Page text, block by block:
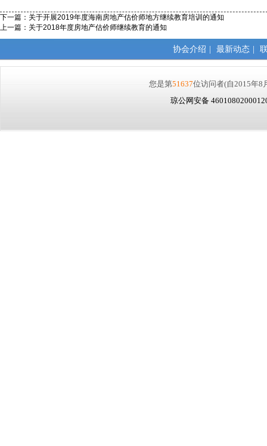
下一篇： 关于开展2019年度海南房地产估价师地方继续教育培训的通知
上一篇： 关于2018年度房地产估价师继续教育的通知
协会介绍 最新动态
您是第51637位访问者(自2015年8
琼公网安备